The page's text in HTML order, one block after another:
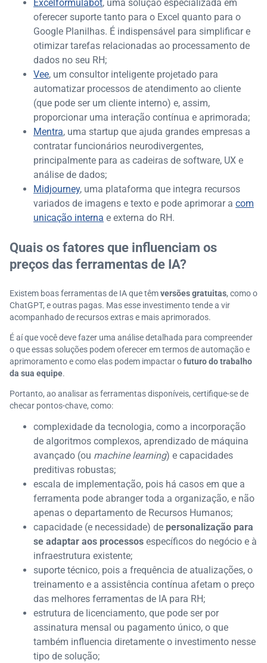
Excelformulabot, uma solução especializada em
oferecer suporte tanto para o Excel quanto para o
Google Planilhas. É indispensável para simplificar e
otimizar tarefas relacionadas ao processamento de
dados no seu RH;
Vee, um consultor inteligente projetado para
automatizar processos de atendimento ao cliente
(que pode ser um cliente interno) e, assim,
proporcionar uma interação contínua e aprimorada;
Mentra, uma startup que ajuda grandes empresas a
contratar funcionários neurodivergentes,
principalmente para as cadeiras de software, UX e
análise de dados;
Midjourney, uma plataforma que integra recursos
variados de imagens e texto e pode aprimorar a com
unicação interna e externa do RH.
Quais os fatores que influenciam os
preços das ferramentas de IA?
Existem boas ferramentas de IA que têmversões gratuitas, como o
ChatGPT, e outras pagas. Mas esse investimento tende a vir
acompanhado de recursos extras e mais aprimorados.
É aí que você deve fazer uma análise detalhada para compreender
o que essas soluções podem oferecer em termos de automação e
aprimoramento e como elas podem impactar ofuturo do trabalho
da sua equipe.
Portanto, ao analisar as ferramentas disponíveis, certifique-se de
checar pontos-chave, como:
complexidade da tecnologia, como a incorporação
de algoritmos complexos, aprendizado de máquina
avançado (ou machine learning) e capacidades
preditivas robustas;
escala de implementação, pois há casos em que a
ferramenta pode abranger toda a organização, e não
apenas o departamento de Recursos Humanos;
capacidade (e necessidade) de personalização para
se adaptar aos processos específicos do negócio e à
infraestrutura existente;
suporte técnico, pois a frequência de atualizações, o
treinamento e a assistência contínua afetam o preço
das melhores ferramentas de IA para RH;
estrutura de licenciamento, que pode ser por
assinatura mensal ou pagamento único, o que
também influencia diretamente o investimento nesse
tipo de solução;